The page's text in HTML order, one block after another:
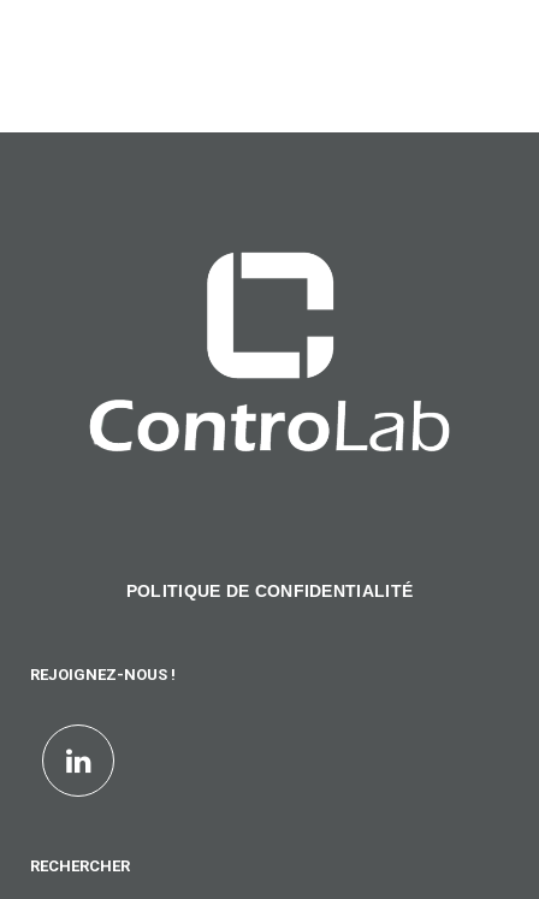
POLITIQUE DE CONFIDENTIALITÉ
REJOIGNEZ-NOUS !
RECHERCHER